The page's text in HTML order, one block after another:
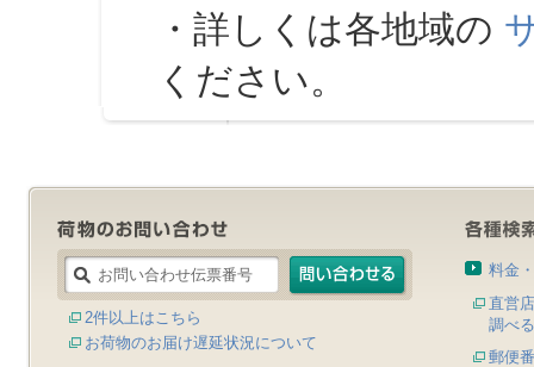
・詳しくは各地域の
ください。
2件以上はこちら
お荷物のお届け遅延状況について
料金
直営
調べる
郵便